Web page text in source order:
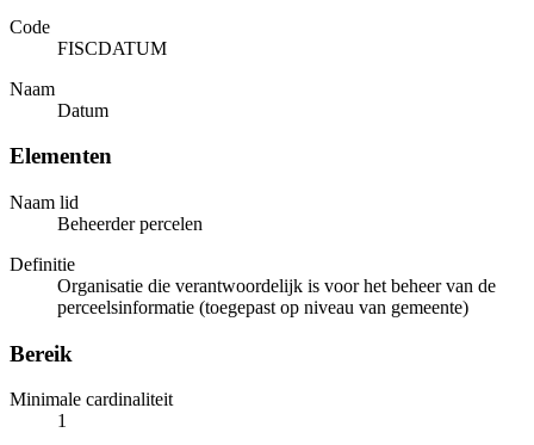
Code
FISCDATUM
Naam
Datum
Elementen
Naam lid
Beheerder percelen
Definitie
Organisatie die verantwoordelijk is voor het beheer van de
perceelsinformatie (toegepast op niveau van gemeente)
Bereik
Minimale cardinaliteit
1